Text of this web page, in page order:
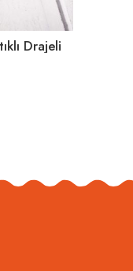
Drajeli